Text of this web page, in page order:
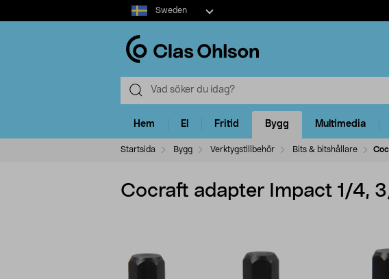
Select
market
Sweden
Hem El Fritid Bygg Multimedia
Startsida Bygg Verktygstillbehör Bits & bitshållare
Cocraft adapter Impact 1/4,